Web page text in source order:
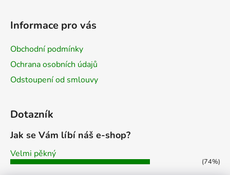
Informace pro vás
Obchodní podmínky
Ochrana osobních údajů
Odstoupení od smlouvy
Dotazník
Jak se Vám líbí náš e-shop?
Velmi pěkný
(74%)